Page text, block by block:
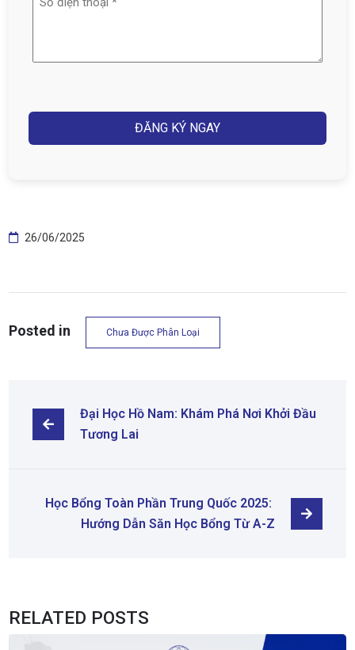
(Required)
26/06/2025
Posted in Chưa Được Phân Loại
Đại Học Hồ Nam: Khám Phá Nơi Khởi Đầu
Tương Lai
Học Bổng Toàn Phần Trung Quốc 2025:
Hướng Dẫn Săn Học Bổng Từ A-Z
RELATED POSTS